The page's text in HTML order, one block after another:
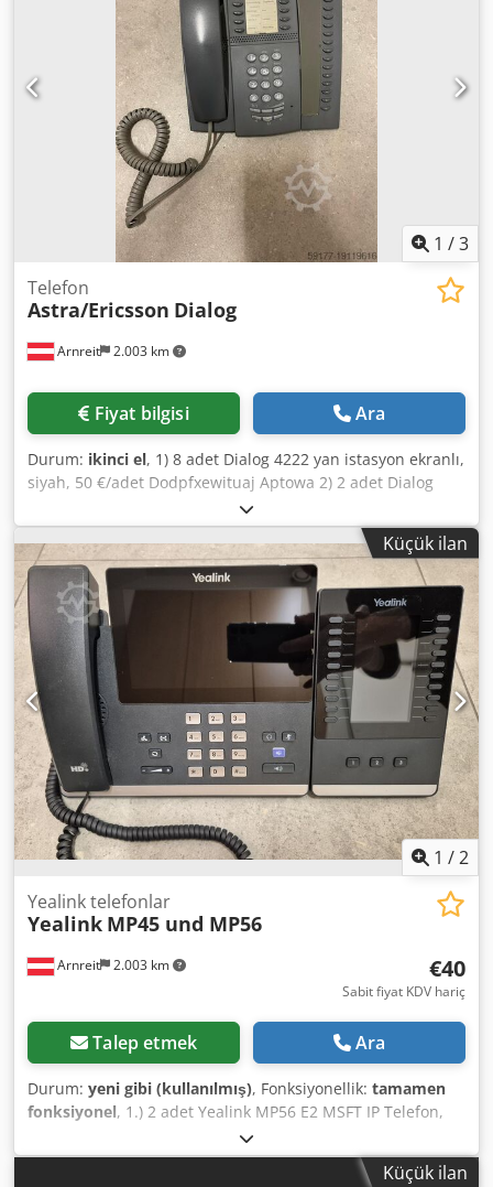
1 /3
Arnreit 2.003 km
Telefon
Astra/Ericsson Dialog
Fiyat bilgisi Ara
Durum: ikinci el, 1) 8 adet Dialog 4222 yan istasyon ekranlı,
siyah, 50 €/adet Dodpfxewituaj Aptowa 2) 2 adet Dialog
4223 yan istasyon ekranlı, siyah, 70 €/adet 3) 2 adet Dialog
4223 yan istasyon ekranlı, beyaz, 70 €/adet
Küçük ilan
1 /2
Arnreit 2.003 km
Yealink telefonlar
Yealink MP45 und MP56
€40
Sabit fiyat KDV hariç
Talep etmek Ara
Durum: yeni gibi (kullanılmış), Fonksiyonellik: tamamen
fonksiyonel, 1.) 2 adet Yealink MP56 E2 MSFT IP Telefon,
Yealink EXP50 Renkli LCD Genişletme Modülü ile birlikte
140 €/adet. Dsdpjxxn S Nofx Aptewa 2.) 15 adet Yealink
MSFT Teams Edition MP45 MP45 USB Telefon 40 €/adet.
Küçük ilan